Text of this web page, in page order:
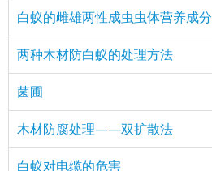
白蚁的雌雄两性成虫虫体营养成分
两种木材防白蚁的处理方法
菌圃
木材防腐处理——双扩散法
白蚁对电缆的危害